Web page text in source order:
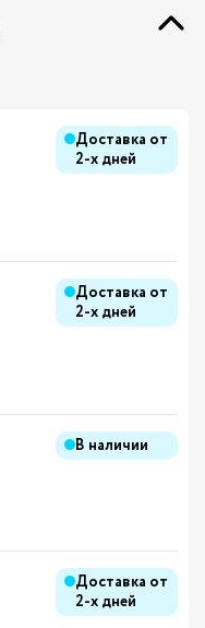
Доставка от
2-х дней
Доставка от
2-х дней
В наличии
Доставка от
2-х дней